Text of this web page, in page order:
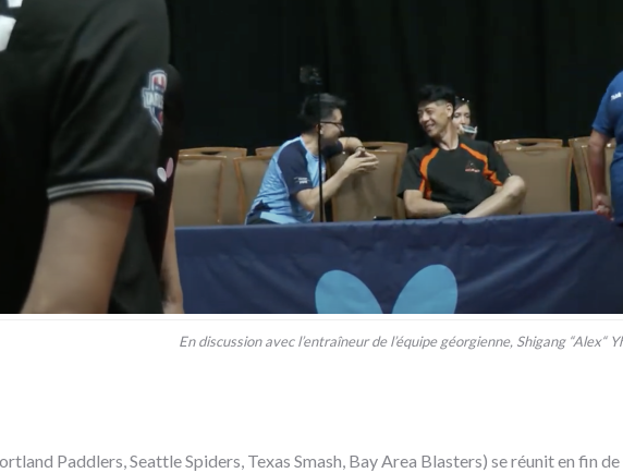
En discussion avec l’entraîneur de l’équipe géorgienne, Shigang “Alex“
Paddlers, Seattle Spiders, Texas Smash, Bay Area Blasters) se réunit en fin de